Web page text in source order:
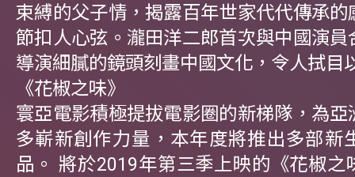
束縛的父子情，揭露百年世家代代傳承的
節扣人心弦。瀧田洋二郎首次與中國演員
導演細膩的鏡頭刻畫中國文化，令人拭目
《花椒之味》
寰亞電影積極提拔電影圈的新梯隊，為亞
多嶄新創作力量，本年度將推出多部新
品。 將於2019年第三季上映的《花椒之